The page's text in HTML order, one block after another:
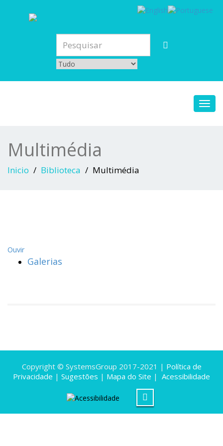
Multimédia
Inicio Biblioteca Multimédia
Ouvir
Galerias
Copyright © SystemsGroup 2017-2021 | Política de
Privacidade | Sugestões | Mapa do Site | Acessibilidade